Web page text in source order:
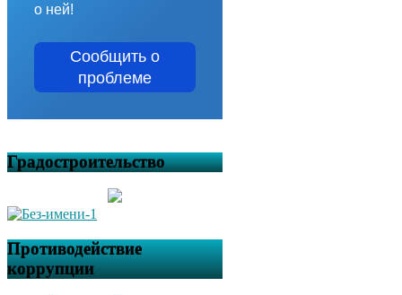
о ней!
Сообщить о
проблеме
Градостроительство
Противодействие
коррупции